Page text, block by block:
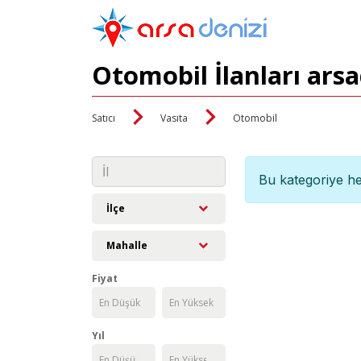
Otomobil İlanları
Satıcı Vasıta Otomobil
İlçe
Mahalle
Fiyat
Yıl
Bu kategoriye